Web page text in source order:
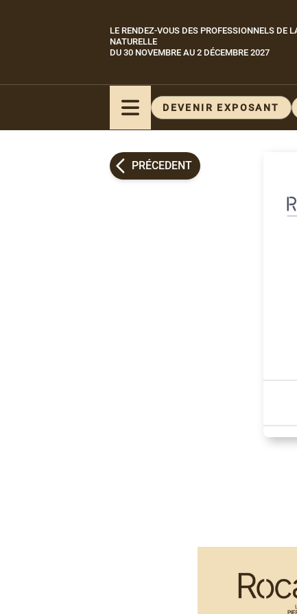
Paragraphes
LE RENDEZ-VOUS DES PROFESSIONNELS DE
NATURELLE
DU 30 NOVEMBRE AU 2 DÉCEMBRE 2027
DEVENIR EXPOSANT
PRÉCEDENT